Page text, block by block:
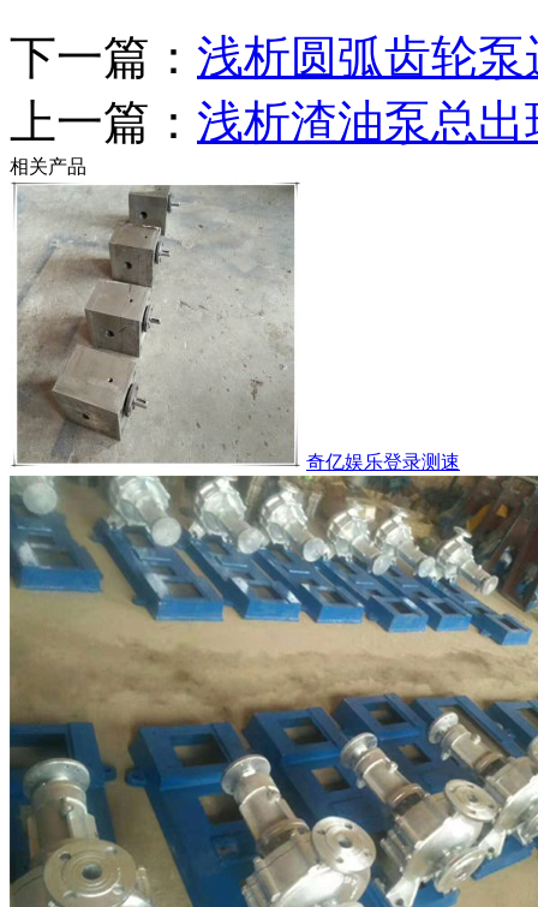
下一篇： 浅析圆弧齿轮
上一篇： 浅析渣油泵总
相关产品
奇亿娱乐登录测速